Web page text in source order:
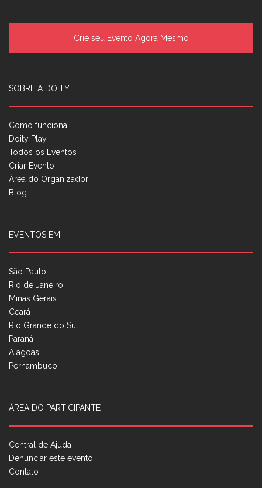
Crie seu Evento Agora Mesmo
SOBRE A DOITY
Como funciona
Doity Play
Todos os Eventos
Criar Evento
Área do Organizador
Blog
EVENTOS EM
São Paulo
Rio de Janeiro
Minas Gerais
Ceará
Rio Grande do Sul
Paraná
Alagoas
Pernambuco
ÁREA DO PARTICIPANTE
Central de Ajuda
Denunciar este evento
Contato